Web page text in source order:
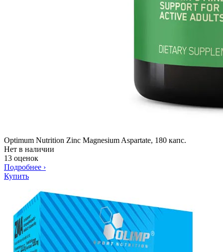
Optimum Nutrition Zinc Magnesium Aspartate, 180 капс.
Нет в наличии
13 оценок
Подробнее ›
Купить